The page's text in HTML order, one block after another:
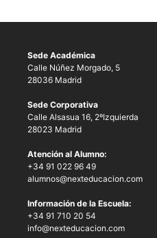
Sede Académica
Calle Núñez Morgado, 5
28036 Madrid
Sede Corporativa
Calle Alsasua 16, 2ºIzquierda
28023 Madrid
Atención al Alumno:
+34 91 022 96 49
alumnos@nexteducacion.com
Información de la Escuela:
+34 91 710 20 54
info@nexteducacion.com